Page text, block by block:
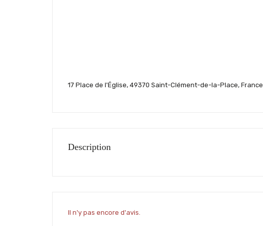
17 Place de l'Église, 49370 Saint-Clément-de-la-Place, France
Description
Il n'y pas encore d'avis.